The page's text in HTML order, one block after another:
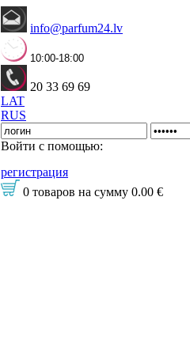
info@parfum24.lv
10:00-18:00
20 33 69 69
LAT
RUS
Войти с помощью:
регистрация
0 товаров на сумму 0.00 €